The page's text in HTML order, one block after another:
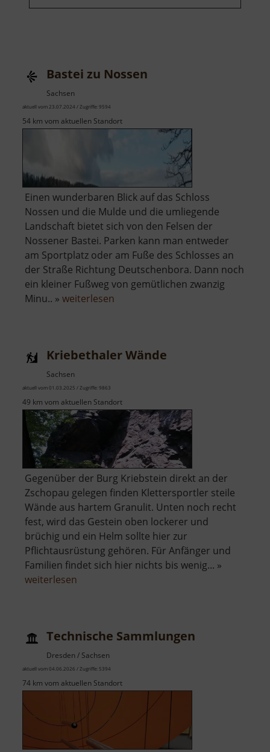
Bastei zu Nossen
Sachsen
aktuell vom 23.07.2024 / Zugriffe: 9594
54 km vom aktuellen Standort
Einen wunderbaren Blick auf das Schloss
Nossen und die Mulde und die umliegende
Landschaft bietet sich von den Felsen der
Nossener Bastei. Parken kann man entweder
am Sportplatz oder am Fuße des Schlosses an
der Straße Richtung Deutschenbora. Dann noch
ein kleiner Fußweg von gemütlichen zwanzig
Minu.. » weiterlesen
Kriebethaler Wände
Sachsen
aktuell vom 01.03.2025 / Zugriffe: 9863
49 km vom aktuellen Standort
Gegenüber der Burg Kriebstein direkt an der
Zschopau gelegen finden Klettersportler steile
Wände aus hartem Granulit. Unten noch recht
fest, wird das Gestein oben lockerer und
brüchig und ein Helm sollte hier zur
Pflichtausrüstung gehören. Für Anfänger und
Familien findet sich hier nichts bis wenig... »
weiterlesen
Technische Sammlungen
Dresden / Sachsen
aktuell vom 04.06.2026 / Zugriffe: 5394
74 km vom aktuellen Standort